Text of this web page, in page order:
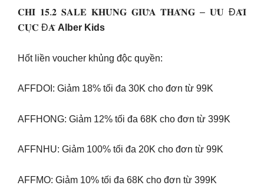
𝐂𝐇𝐈̉ 𝟏𝟓.𝟐 𝐒𝐀𝐋𝐄 𝐊𝐇𝐔̉𝐍𝐆 𝐆𝐈𝐔̛̃𝐀 𝐓𝐇𝐀́𝐍𝐆 – 𝐔̛𝐔 Đ𝐀̃𝐈
𝐂𝐔̛̣𝐂 Đ𝐀̃ Alber Kids
Hốt liền voucher khủng độc quyền:
AFFDOI: Giảm 18% tối đa 30K cho đơn từ 99K
AFFHONG: Giảm 12% tối đa 68K cho đơn từ 399K
AFFNHU: Giảm 100% tối đa 20K cho đơn từ 99K
AFFMO: Giảm 10% tối đa 68K cho đơn từ 399K